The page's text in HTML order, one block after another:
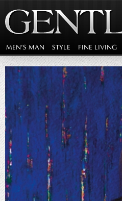
MEN'S MAN STYLE FINE LIVING